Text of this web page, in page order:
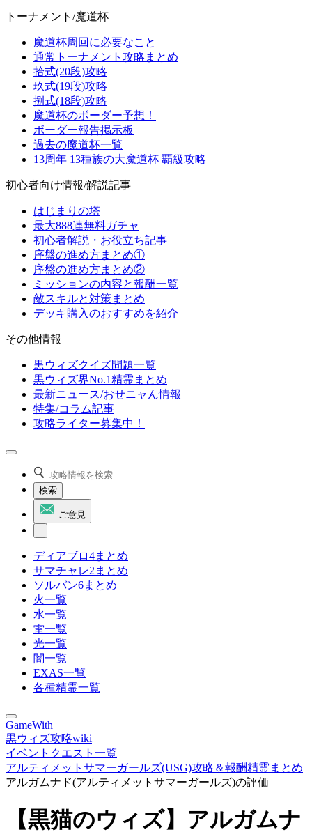
トーナメント/魔道杯
魔道杯周回に必要なこと
通常トーナメント攻略まとめ
拾式(20段)攻略
玖式(19段)攻略
捌式(18段)攻略
魔道杯のボーダー予想！
ボーダー報告掲示板
過去の魔道杯一覧
13周年 13種族の大魔道杯 覇級攻略
初心者向け情報/解説記事
はじまりの塔
最大888連無料ガチャ
初心者解説・お役立ち記事
序盤の進め方まとめ①
序盤の進め方まとめ②
ミッションの内容と報酬一覧
敵スキルと対策まとめ
デッキ購入のおすすめを紹介
その他情報
黒ウィズクイズ問題一覧
黒ウィズ界No.1精霊まとめ
最新ニュース/おせニャん情報
特集/コラム記事
攻略ライター募集中！
検索
ご意見
ディアブロ4まとめ
サマチャレ2まとめ
ソルバン6まとめ
火一覧
水一覧
雷一覧
光一覧
闇一覧
EXAS一覧
各種精霊一覧
GameWith
黒ウィズ攻略wiki
イベントクエスト一覧
アルティメットサマーガールズ(USG)攻略＆報酬精霊まとめ
アルガムナド(アルティメットサマーガールズ)の評価
【黒猫のウィズ】アルガムナ